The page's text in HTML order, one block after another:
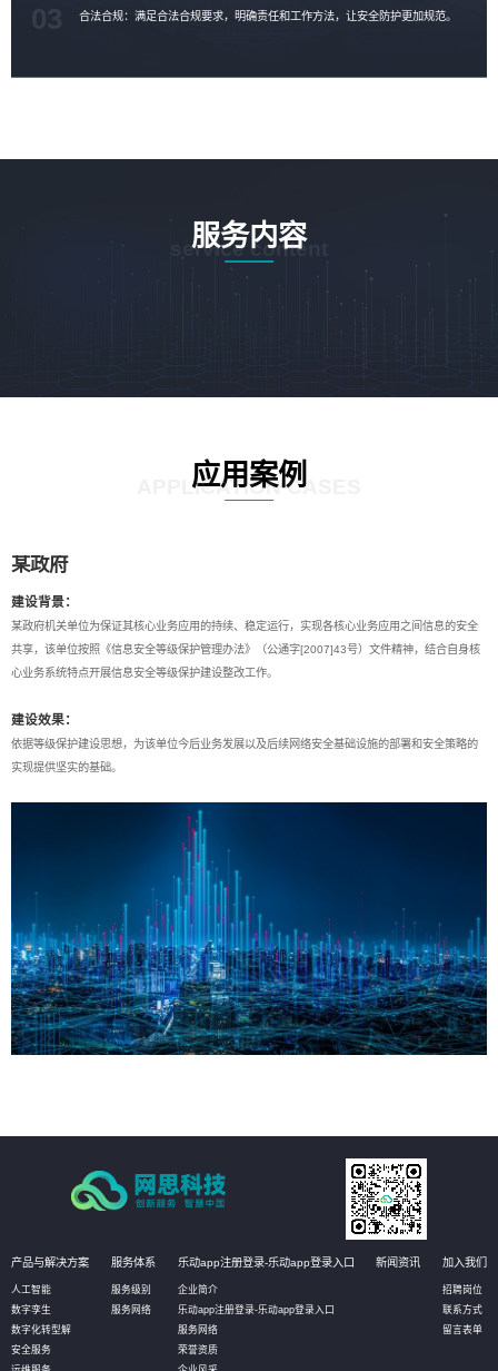
合法合规：满足合法合规要求，明确责任和工作方法，让安全防护更加规范。
03
服务内容
service content
应用案例
APPLICATION CASES
某政府
建设背景：
某政府机关单位为保证其核心业务应用的持续、稳定运行，实现各核心业务应用之间信息的安全
共享，该单位按照《信息安全等级保护管理办法》（公通字[2007]43号）文件精神，结合自身核
心业务系统特点开展信息安全等级保护建设整改工作。
建设效果：
依据等级保护建设思想，为该单位今后业务发展以及后续网络安全基础设施的部署和安全策略的
实现提供坚实的基础。
产品与解决方案
人工智能
数字孪生
数字化转型解
安全服务
服务体系
服务级别
服务网络
乐动app注册登录-乐动app登录入口
企业简介
乐动app注册登录-乐动app登录入口
服务网络
荣誉资质
新闻资讯 加入我们
招聘岗位
联系方式
留言表单